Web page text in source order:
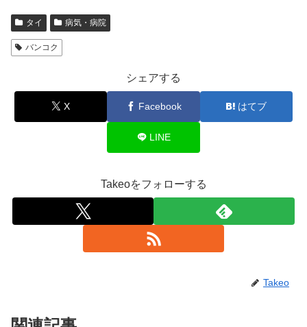
タイ 病気・病院
バンコク
シェアする
X Facebook はてブ
LINE
Takeoをフォローする
Takeo